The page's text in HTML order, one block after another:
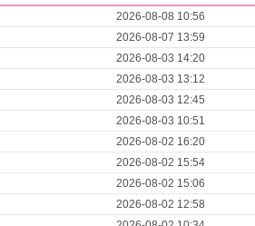
2026-08-08 10:56
2026-08-07 13:59
2026-08-03 14:20
2026-08-03 13:12
2026-08-03 12:45
2026-08-03 10:51
2026-08-02 16:20
2026-08-02 15:54
2026-08-02 15:06
2026-08-02 12:58